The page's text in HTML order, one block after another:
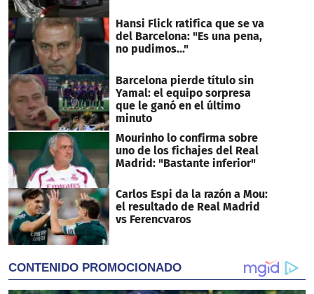
Hansi Flick ratifica que se va
del Barcelona: "Es una pena,
no pudimos..."
Barcelona pierde título sin
Yamal: el equipo sorpresa
que le ganó en el último
minuto
Mourinho lo confirma sobre
uno de los fichajes del Real
Madrid: "Bastante inferior"
Carlos Espi da la razón a Mou:
el resultado de Real Madrid
vs Ferencvaros